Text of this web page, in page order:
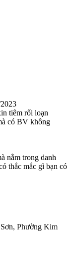
tiêm rối loạn
có BV không
nằm trong danh
thắc mắc gì bạn có
Phường Kim